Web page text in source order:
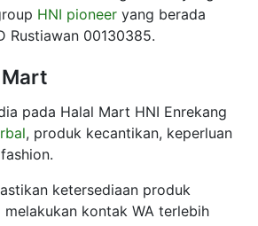
HNI pioneer yang berada
Rustiawan 00130385.
pada Halal Mart HNI Enrekang
, produk kecantikan, keperluan
ketersediaan produk
kontak WA terlebih